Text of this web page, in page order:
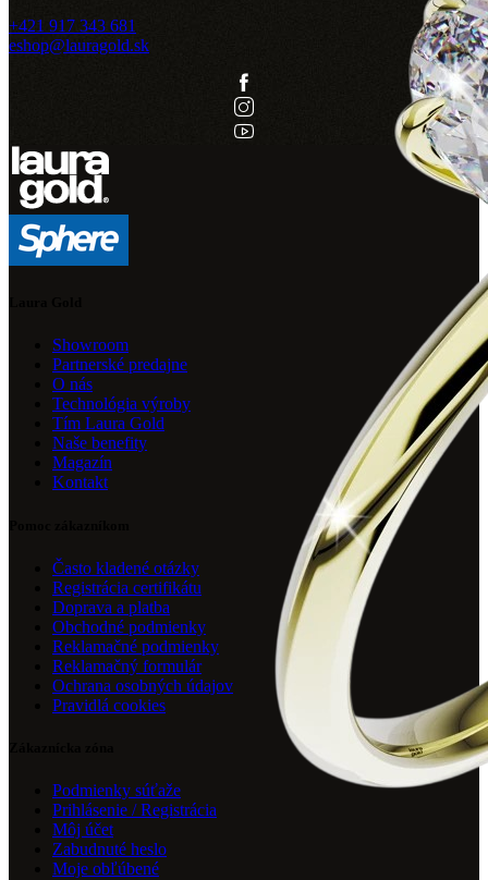
+421 917 343 681
eshop@lauragold.sk
Showroom
Partnerské predajne
O nás
Technológia výroby
Tím Laura Gold
Naše benefity
Magazín
Kontakt
Často kladené otázky
Registrácia certifikátu
Doprava a platba
Obchodné podmienky
Reklamačné podmienky
Reklamačný formulár
Ochrana osobných údajov
Pravidlá cookies
Podmienky súťaže
Prihlásenie / Registrácia
Môj účet
Zabudnuté heslo
Moje obľúbené